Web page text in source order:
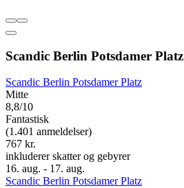
Scandic Berlin Potsdamer Platz
Scandic Berlin Potsdamer Platz
Mitte
8,8/10
Fantastisk
(1.401 anmeldelser)
767 kr.
inkluderer skatter og gebyrer
16. aug. - 17. aug.
Scandic Berlin Potsdamer Platz